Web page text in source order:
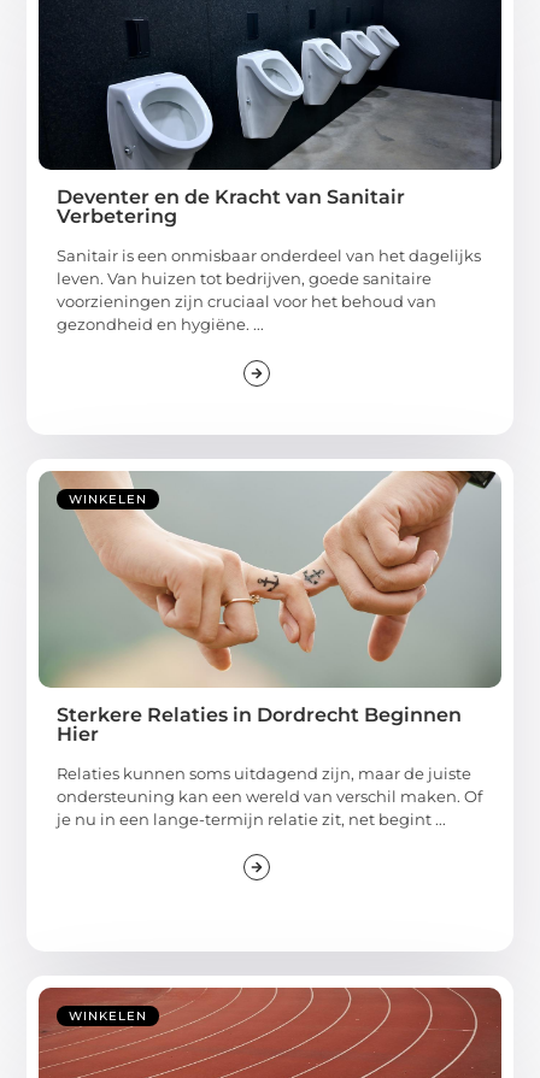
Deventer en de Kracht van Sanitair
Verbetering
Sanitair is een onmisbaar onderdeel van het dagelijks
leven. Van huizen tot bedrijven, goede sanitaire
voorzieningen zijn cruciaal voor het behoud van
gezondheid en hygiëne. ...
WINKELEN
Sterkere Relaties in Dordrecht Beginnen
Hier
Relaties kunnen soms uitdagend zijn, maar de juiste
ondersteuning kan een wereld van verschil maken. Of
je nu in een lange-termijn relatie zit, net begint ...
WINKELEN